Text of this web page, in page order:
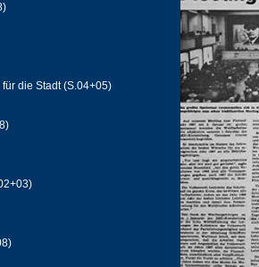
die Stadt (S.04+05)